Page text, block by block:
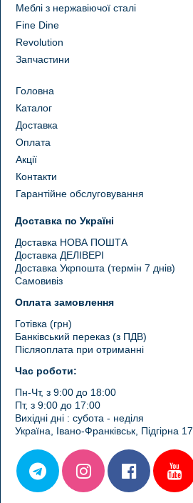
Меблі з нержавіючої сталі
Fine Dine
Revolution
Запчастини
Головна
Каталог
Доставка
Оплата
Акції
Контакти
Гарантійне обслуговування
Доставка по Україні
Доставка НОВА ПОШТА
Доставка ДЕЛІВЕРІ
Доставка Укрпошта (термін 7 днів)
Самовивіз
Оплата замовлення
Готівка (грн)
Банківський переказ (з ПДВ)
Післяоплата при отриманні
Час роботи:
Пн-Чт, з 9:00 до 18:00
Пт, з 9:00 до 17:00
Вихідні дні : субота - неділя
Україна, Івано-Франківськ, Підгірна